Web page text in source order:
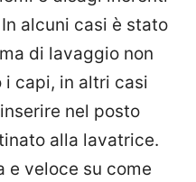
alcuni casi è stato
di lavaggio non
i capi, in altri casi
nel posto
alla lavatrice.
e veloce su come